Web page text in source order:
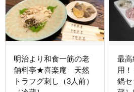
明治より和食一筋の老
舗料亭★喜楽庵 天然
トラフグ刺し（3人前）
最
用
鍋